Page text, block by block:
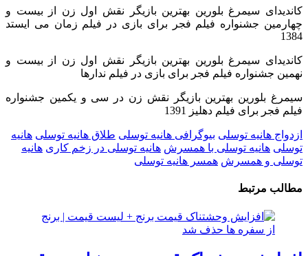
کاندیدای سیمرغ بلورین بهترین بازیگر نقش اول زن از بیست و
چهارمین جشنواره فیلم فجر برای بازی در فیلم زمان می ایستد
1384
کاندیدای سیمرغ بلورین بهترین بازیگر نقش اول زن از بیست و
نهمین جشنواره فیلم فجر برای بازی در فیلم ندارها
سیمرغ بلورین بهترین بازیگر نقش زن در سی و یکمین جشنواره
فیلم فجر برای فیلم دهلیز 1391
ازدواج هانیه توسلی بیوگرافی هانیه توسلی طلاق هانیه توسلی هانیه
توسلی هانیه توسلی با همسرش هانیه توسلی در زخم کاری هانیه
توسلی و همسرش همسر هانیه توسلی
مطالب مرتبط